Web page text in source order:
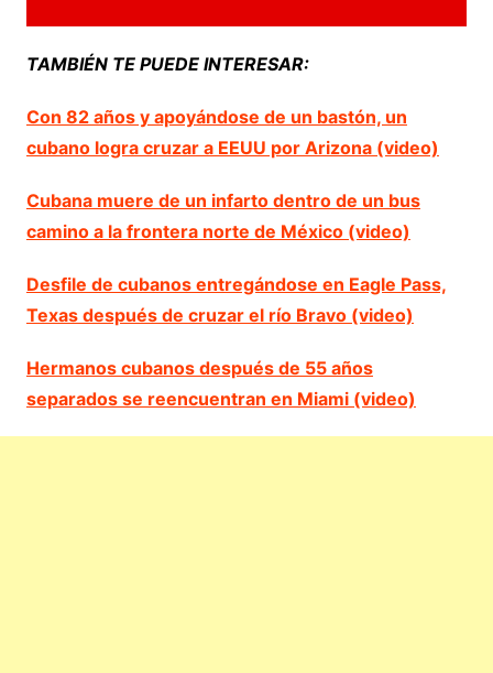
TAMBIÉN TE PUEDE INTERESAR:
Con 82 años y apoyándose de un bastón, un
cubano logra cruzar a EEUU por Arizona (video)
Cubana muere de un infarto dentro de un bus
camino a la frontera norte de México (video)
Desfile de cubanos entregándose en Eagle Pass,
Texas después de cruzar el río Bravo (video)
Hermanos cubanos después de 55 años
separados se reencuentran en Miami (video)